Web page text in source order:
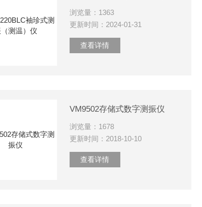
浏览量：1363
更新时间：2024-01-31
查看详情
VM9502存储式数字测振仪
浏览量：1678
更新时间：2018-10-10
查看详情